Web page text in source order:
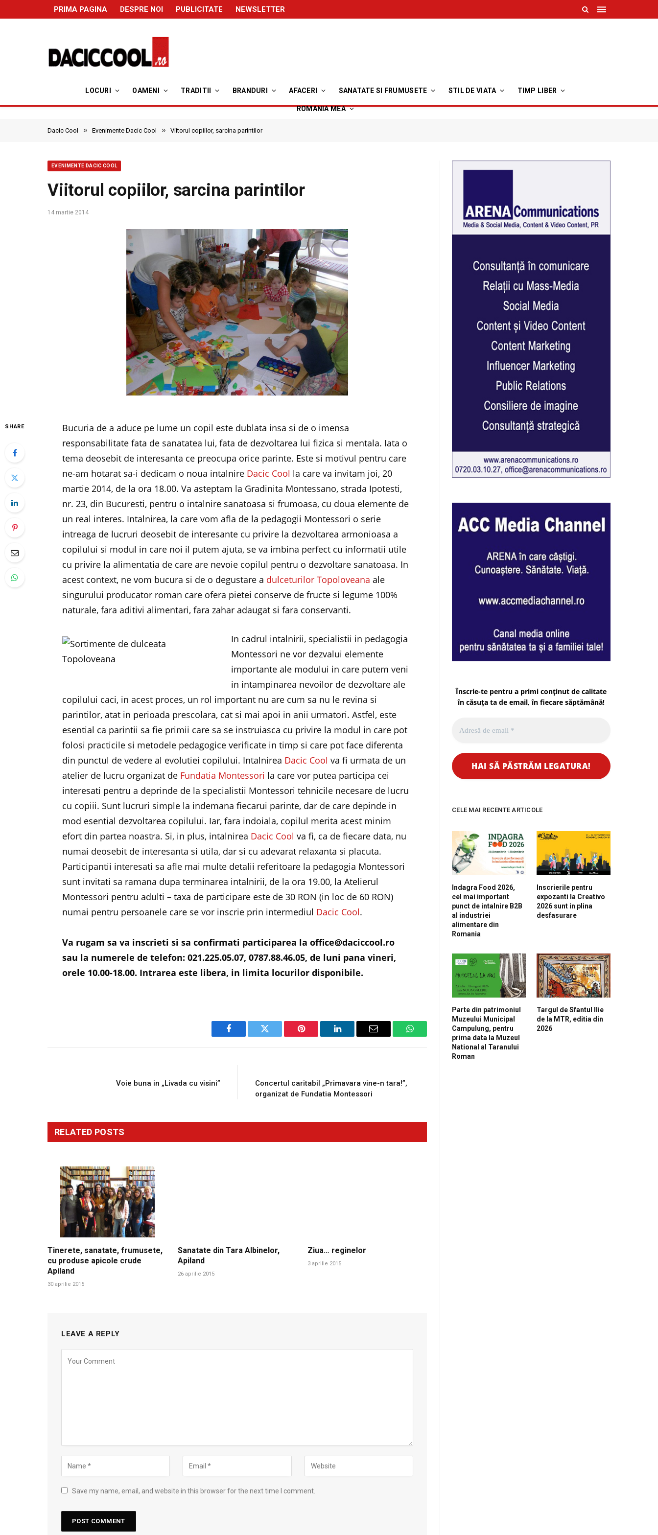
PRIMA PAGINA DESPRE NOI PUBLICITATE NEWSLETTER
LOCURI OAMENI TRADITII BRANDURI AFACERI SANATATE SI FRUMUSETE STIL DE VIATA TIMP LIBER
ROMANIA MEA
Dacic Cool » Evenimente Dacic Cool » Viitorul copiilor, sarcina parintilor
EVENIMENTE DACIC COOL
Viitorul copiilor, sarcina parintilor
14 martie 2014
SHARE
Bucuria de a aduce pe lume un copil este dublata insa si de o imensa
responsabilitate fata de sanatatea lui, fata de dezvoltarea lui fizica si mentala. Iata o
tema deosebit de interesanta ce preocupa orice parinte. Este si motivul pentru care
ne-am hotarat sa-i dedicam o noua intalnire Dacic Cool la care va invitam joi, 20
martie 2014, de la ora 18.00. Va asteptam la Gradinita Montessano, strada Ipotesti,
nr. 23, din Bucuresti, pentru o intalnire sanatoasa si frumoasa, cu doua elemente de
un real interes. Intalnirea, la care vom afla de la pedagogii Montessori o serie
intreaga de lucruri deosebit de interesante cu privire la dezvoltarea armonioasa a
copilului si modul in care noi il putem ajuta, se va imbina perfect cu informatii utile
cu privire la alimentatia de care are nevoie copilul pentru o dezvoltare sanatoasa. In
acest context, ne vom bucura si de o degustare a dulceturilor Topoloveana ale
singurului producator roman care ofera pietei conserve de fructe si legume 100%
naturale, fara aditivi alimentari, fara zahar adaugat si fara conservanti.
In cadrul intalnirii, specialistii in pedagogia
Montessori ne vor dezvalui elemente
importante ale modului in care putem veni
in intampinarea nevoilor de dezvoltare ale
copilului caci, in acest proces, un rol important nu are cum sa nu le revina si
parintilor, atat in perioada prescolara, cat si mai apoi in anii urmatori. Astfel, este
esential ca parintii sa fie primii care sa se instruiasca cu privire la modul in care pot
folosi practicile si metodele pedagogice verificate in timp si care pot face diferenta
din punctul de vedere al evolutiei copilului. Intalnirea Dacic Cool va fi urmata de un
atelier de lucru organizat de Fundatia Montessori la care vor putea participa cei
interesati pentru a deprinde de la specialistii Montessori tehnicile necesare de lucru
cu copiii. Sunt lucruri simple la indemana fiecarui parinte, dar de care depinde in
mod esential dezvoltarea copilului. Iar, fara indoiala, copilul merita acest minim
efort din partea noastra. Si, in plus, intalnirea Dacic Cool va fi, ca de fiecare data, nu
numai deosebit de interesanta si utila, dar si cu adevarat relaxanta si placuta.
Participantii interesati sa afle mai multe detalii referitoare la pedagogia Montessori
sunt invitati sa ramana dupa terminarea intalnirii, de la ora 19.00, la Atelierul
Montessori pentru adulti – taxa de participare este de 30 RON (in loc de 60 RON)
numai pentru persoanele care se vor inscrie prin intermediul Dacic Cool.
Va rugam sa va inscrieti si sa confirmati participarea la office@daciccool.ro
sau la numerele de telefon: 021.225.05.07, 0787.88.46.05, de luni pana vineri,
orele 10.00-18.00. Intrarea este libera, in limita locurilor disponibile.
Facebook Twitter Pinterest LinkedIn Email WhatsApp
Voie buna in „Livada cu visini”
Concertul caritabil „Primavara vine-n tara!”,
organizat de Fundatia Montessori
RELATED POSTS
Tinerete, sanatate, frumusete,
cu produse apicole crude
Apiland
30 aprilie 2015
Sanatate din Tara Albinelor,
Apiland
26 aprilie 2015
Ziua… reginelor
3 aprilie 2015
LEAVE A REPLY
Save my name, email, and website in this browser for the next time I comment.
Înscrie-te pentru a primi conținut de calitate
în căsuța ta de email, în fiecare săptămână!
CELE MAI RECENTE ARTICOLE
Indagra Food 2026,
cel mai important
punct de intalnire B2B
al industriei
alimentare din
Romania
Inscrierile pentru
expozanti la Creativo
2026 sunt in plina
desfasurare
Parte din patrimoniul
Muzeului Municipal
Campulung, pentru
prima data la Muzeul
National al Taranului
Roman
Targul de Sfantul Ilie
de la MTR, editia din
2026